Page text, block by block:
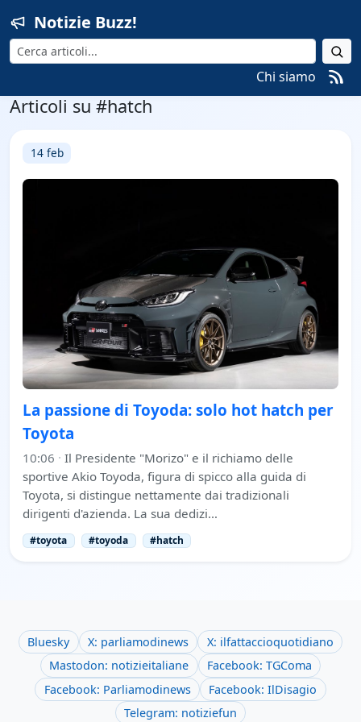
Notizie Buzz!
Cerca
Chi siamo
Articoli su #hatch
14 feb
La passione di Toyoda: solo hot hatch per
Toyota
10:06 · Il Presidente "Morizo" e il richiamo delle
sportive Akio Toyoda, figura di spicco alla guida di
Toyota, si distingue nettamente dai tradizionali
dirigenti d'azienda. La sua dedizi…
#toyota #toyoda #hatch
Bluesky X: parliamodinews
X: ilfattaccioquotidiano
Mastodon: notizieitaliane
Facebook: TGComa
Facebook: Parliamodinews
Facebook: IlDisagio
Telegram: notiziefun